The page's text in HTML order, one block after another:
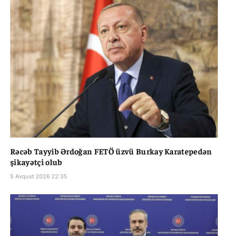
Rəcəb Tayyib Ərdoğan FETÖ üzvü Burkay Karatepedən
şikayətçi olub
5 Avqust 2026 22:35